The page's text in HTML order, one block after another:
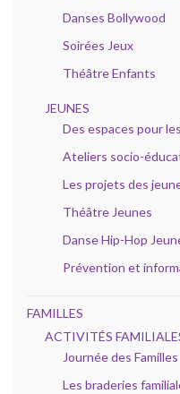
Danses Bollywood
Soirées Jeux
Théâtre Enfants
JEUNES
Des espaces pour
Ateliers socio-
Les projets des
Théâtre Jeunes
Danse Hip-Hop
Prévention et
FAMILLES
ACTIVITÉS
Journée des Familles
Les braderies